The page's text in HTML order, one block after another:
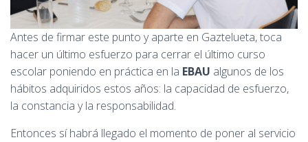
Antes de firmar este punto y aparte en Gaztelueta, toca
hacer un último esfuerzo para cerrar el último curso
escolar poniendo en práctica en la EBAU algunos de los
hábitos adquiridos estos años: la capacidad de esfuerzo,
la constancia y la responsabilidad.
Entonces sí habrá llegado el momento de poner al servicio